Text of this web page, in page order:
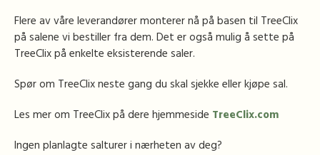
Flere av våre leverandører monterer nå på basen til TreeClix
på salene vi bestiller fra dem. Det er også mulig å sette på
TreeClix på enkelte eksisterende saler.
Spør om TreeClix neste gang du skal sjekke eller kjøpe sal.
Les mer om TreeClix på dere hjemmeside TreeClix.com
Ingen planlagte salturer i nærheten av deg?